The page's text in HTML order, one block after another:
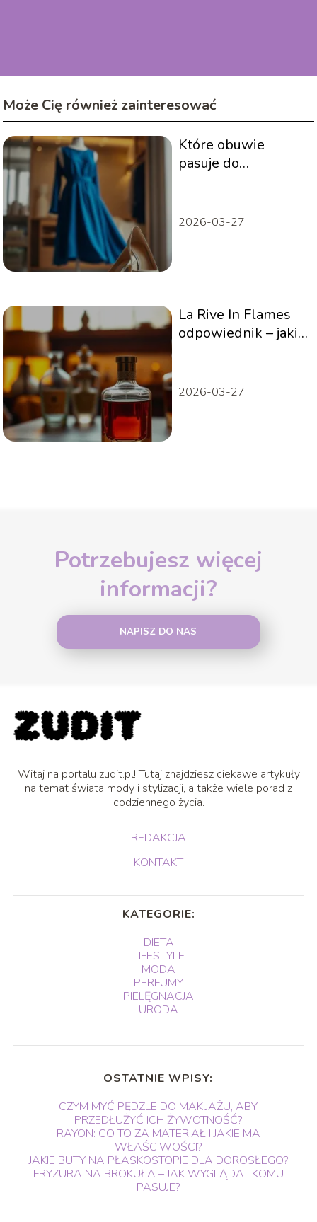
Może Cię również zainteresować
Które obuwie
pasuje do
2026-03-27
La Rive In Flames
odpowiednik – jaki
2026-03-27
Potrzebujesz więcej
informacji?
NAPISZ DO NAS
Witaj na portalu zudit.pl! Tutaj znajdziesz ciekawe artykuły
na temat świata mody i stylizacji, a także wiele porad z
codziennego życia.
REDAKCJA
KONTAKT
KATEGORIE:
DIETA
LIFESTYLE
MODA
PERFUMY
PIELĘGNACJA
URODA
OSTATNIE WPISY:
CZYM MYĆ PĘDZLE DO MAKIJAŻU, ABY
PRZEDŁUŻYĆ ICH ŻYWOTNOŚĆ?
RAYON: CO TO ZA MATERIAŁ I JAKIE MA
WŁAŚCIWOŚCI?
JAKIE BUTY NA PŁASKOSTOPIE DLA DOROSŁEGO?
FRYZURA NA BROKUŁA – JAK WYGLĄDA I KOMU
PASUJE?